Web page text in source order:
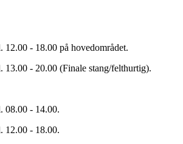
12.00 - 18.00 på hovedområdet.
13.00 - 20.00 (Finale stang/felthurtig).
08.00 - 14.00.
12.00 - 18.00.